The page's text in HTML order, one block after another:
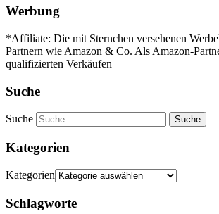
Werbung
*Affiliate: Die mit Sternchen versehenen
Partnern wie Amazon & Co. Als Amazon-
qualifizierten Verkäufen
Suche
Suche
Kategorien
Kategorien
Schlagworte